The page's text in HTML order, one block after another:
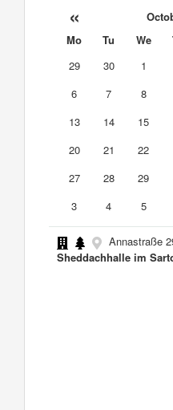
«
Mo Tu We
29
30 1
6
7 8
13
14 15
20
21 22
27
28 29
3
4 5
Annastraße
Sheddachhalle im